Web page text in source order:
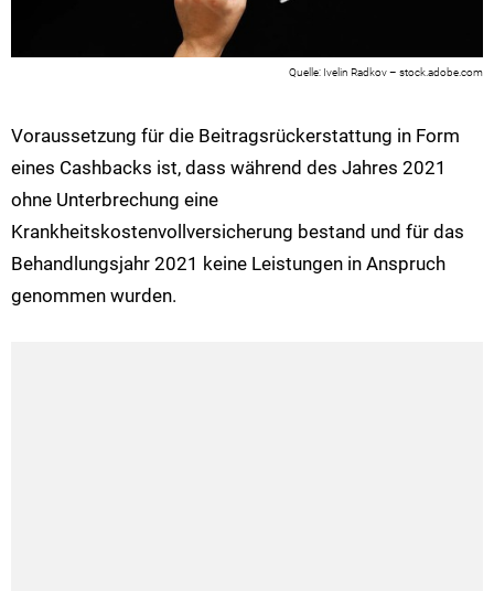
Ivelin Radkov – stock.adobe.com
Voraussetzung für die Beitragsrückerstattung in Form
eines Cashbacks ist, dass während des Jahres 2021
ohne Unterbrechung eine
Krankheitskostenvollversicherung bestand und für das
Behandlungsjahr 2021 keine Leistungen in Anspruch
genommen wurden.